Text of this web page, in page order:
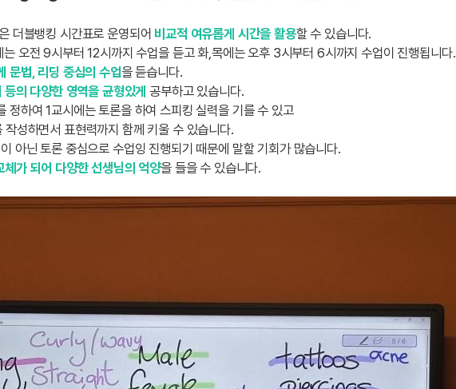
더블뱅킹 시간표로 운영되어 비교적 여유롭게 시간을 활용할 수 있습니다.
오전 9시부터 12시까지 수업을 듣고 화,목에는 오후 3시부터 6시까지 수업이 진행됩니다.
문법, 리딩 중심의 수업을 듣습니다.
의 다양한 영역을 균형있게 공부하고 있습니다.
정하여 1교시에는 토론을 하여 스피킹 실력을 기를 수 있고
성하면서 표현력까지 함께 키울 수 있습니다.
아닌 토론 중심으로 수업잉 진행되기 때문에 말할 기회가 많습니다.
가 되어 다양한 선생님의 억양을 들을 수 있습니다.